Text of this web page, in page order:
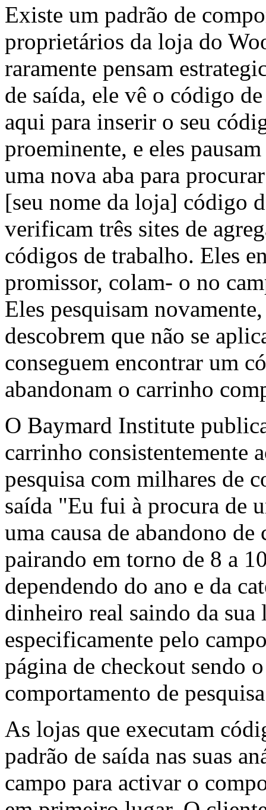
Existe um padrão de
proprietários da loja do
raramente pensam
de saída, ele vê o código
aqui para inserir o seu
proeminente, e eles
uma nova aba para
[seu nome da loja] código
verificam três sites de
códigos de trabalho. Eles
promissor, colam- o no
Eles pesquisam
descobrem que não se
conseguem encontrar um
abandonam o carrinho
O Baymard Institute
carrinho consistentemente
pesquisa com milhares de
saída "Eu fui à procura de
uma causa de abandono
pairando em torno de 8 a
dependendo do ano e da
dinheiro real saindo da sua
especificamente pelo
página de checkout sendo
comportamento de
As lojas que executam
padrão de saída nas suas
campo para activar o